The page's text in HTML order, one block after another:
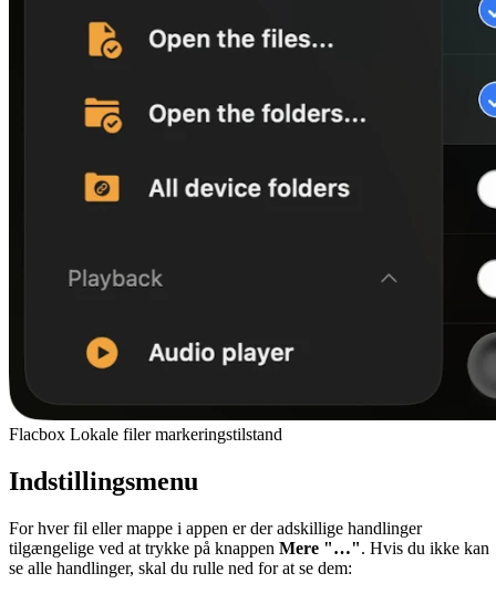
Flacbox Lokale filer markeringstilstand
Indstillingsmenu
For hver fil eller mappe i appen er der adskillige handlinger
tilgængelige ved at trykke på knappen Mere "…". Hvis du ikke kan
se alle handlinger, skal du rulle ned for at se dem: